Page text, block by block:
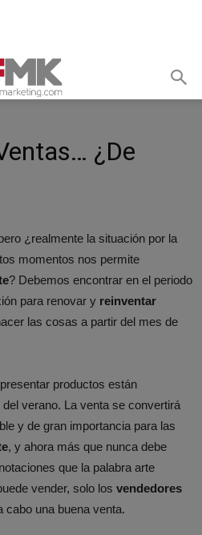
¿De
¿realmente la situación por la
momentos nos permite
? Debemos encontrar en el periodo
para renovar y reinventar
las cosas a partir del mes de
productos están
verano. La venta se convertirá
y de gran importancia para las
, y ahora más que nunca debe
que la palabra arte
vender, solo los vendedores
cabo una buena venta.